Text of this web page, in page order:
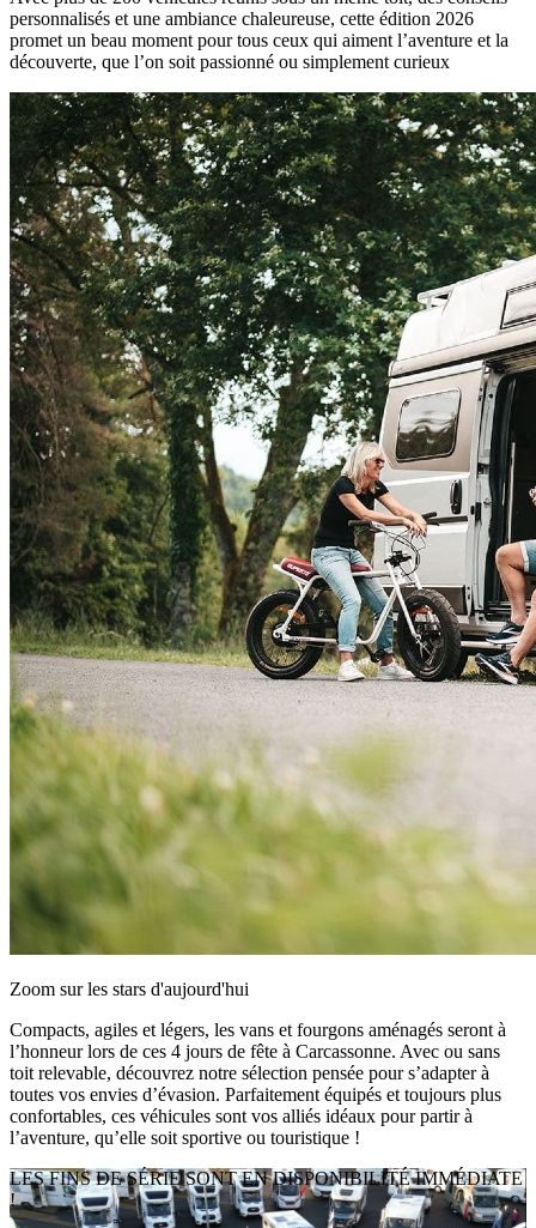
personnalisés et une ambiance chaleureuse, cette édition 2026
promet un beau moment pour tous ceux qui aiment l’aventure et la
découverte, que l’on soit passionné ou simplement curieux
Zoom sur les stars d'aujourd'hui
Compacts, agiles et légers, les vans et fourgons aménagés seront à
l’honneur lors de ces 4 jours de fête à Carcassonne. Avec ou sans
toit relevable, découvrez notre sélection pensée pour s’adapter à
toutes vos envies d’évasion. Parfaitement équipés et toujours plus
confortables, ces véhicules sont vos alliés idéaux pour partir à
l’aventure, qu’elle soit sportive ou touristique !
LES FINS DE SÉRIE SONT EN DISPONIBILITÉ IMMÉDIATE
!